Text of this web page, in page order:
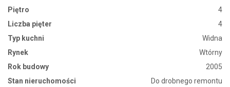
Piętro
4
Liczba pięter
4
Typ kuchni
Widna
Rynek
Wtórny
Rok budowy
2005
Stan nieruchomości
Do drobnego remontu